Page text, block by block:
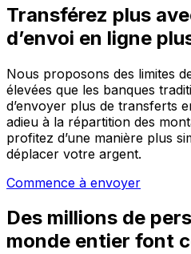
Transférez plus
d’envoi en ligne
Nous proposons des limites
élevées que les banques
d’envoyer plus de transferts
adieu à la répartition des
profitez d’une manière plus
déplacer votre argent.
Commence à envoyer
Des millions de
monde entier font